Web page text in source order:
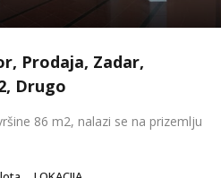
Prodaja, Zadar,
Drugo
86 m2, nalazi se na prizemlju